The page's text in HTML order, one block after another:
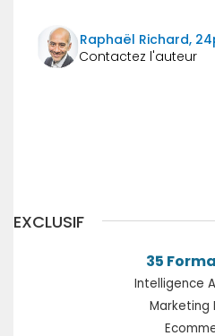
Raphaël Richard,
EXCLUSIF
35
Intelligence
Marketing